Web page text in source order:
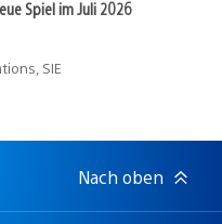
Spiel im Juli 2026
SIE
Nach oben